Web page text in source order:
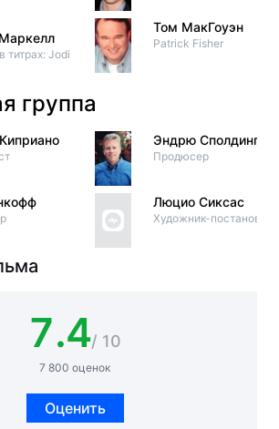
титрах: Jodi
Том МакГоуэн
Patrick Fisher
группа
Эндрю Сполдинг
Продюсер
Люцио Сиксас
Художник-
7.4/ 10
7 800 оценок
Оценить